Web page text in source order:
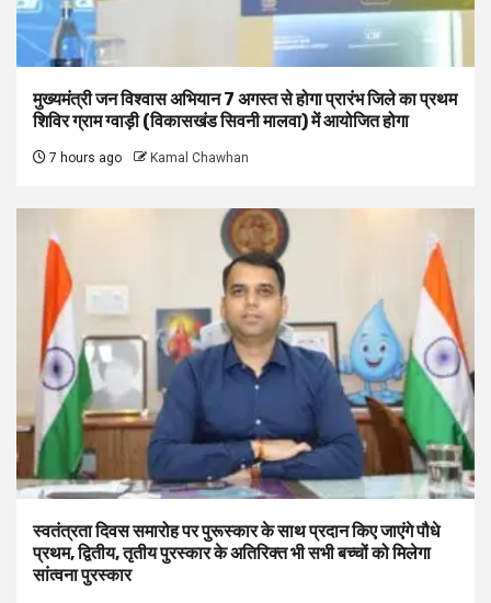
मुख्यमंत्री जन विश्वास अभियान 7 अगस्त से होगा प्रारंभ जिले का प्रथम
शिविर ग्राम ग्वाड़ी (विकासखंड सिवनी मालवा) में आयोजित होगा
7 hours ago Kamal Chawhan
स्वतंत्रता दिवस समारोह पर पुरूस्‍कार के साथ प्रदान किए जाएंगे पौधे
प्रथम, द्वितीय, तृतीय पुरस्कार के अतिरिक्त भी सभी बच्चों को मिलेगा
सांत्वना पुरस्कार